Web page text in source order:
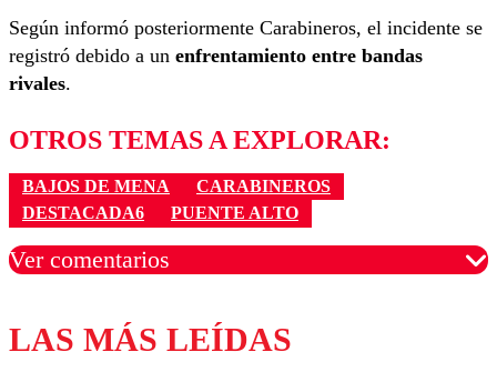
Según informó posteriormente Carabineros, el incidente se
registró debido a un enfrentamiento entre bandas
rivales.
OTROS TEMAS A EXPLORAR:
BAJOS DE MENA
CARABINEROS
DESTACADA6
PUENTE ALTO
Ver comentarios
Los comentarios son moderados para garantizar un
diálogo respetuoso.
LAS MÁS LEÍDAS